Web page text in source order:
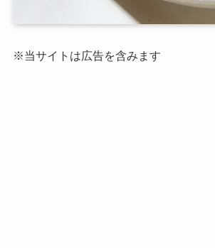
※当サイトは広告を含みます